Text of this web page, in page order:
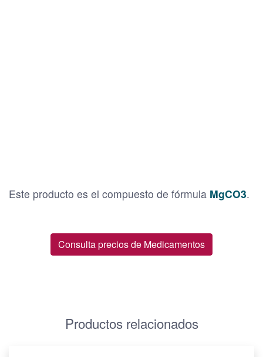
Este producto es el compuesto de fórmula MgCO3.
Consulta precios de Medicamentos
Productos relacionados